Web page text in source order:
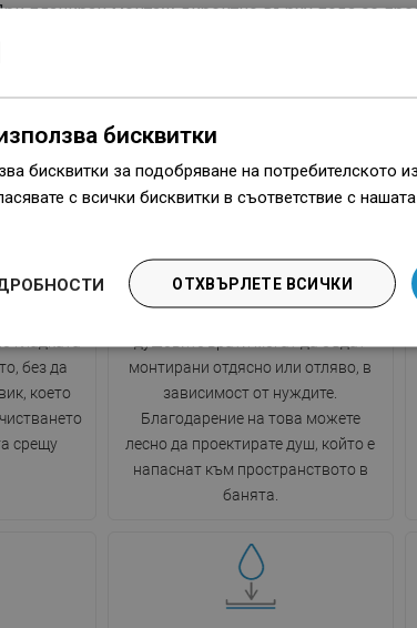
планиран монтаж директно върху пода се
съгласно техническия чертеж.
EasyClean
гладката
без да
което
срещу
Благодарение на използването на
монтирани отдясно или отляво, в
зависимост от нуждите.
Благодарение на това можете
лесно да проектирате душ, който е
напаснат към пространството в
банята.
бисквитки
бисквитки за подобряване на потребителското
с всички бисквитки в съответствие с
ОТХВЪРЛЕТЕ ВСИЧКИ